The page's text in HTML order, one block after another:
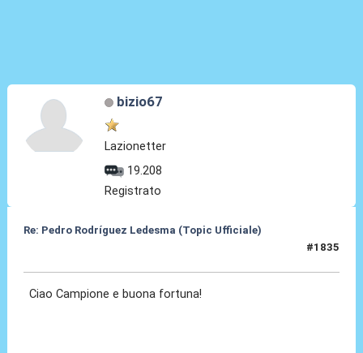
bizio67
Lazionetter
19.208
Registrato
Re: Pedro Rodríguez Ledesma (Topic Ufficiale)
#1835
Ciao Campione e buona fortuna!